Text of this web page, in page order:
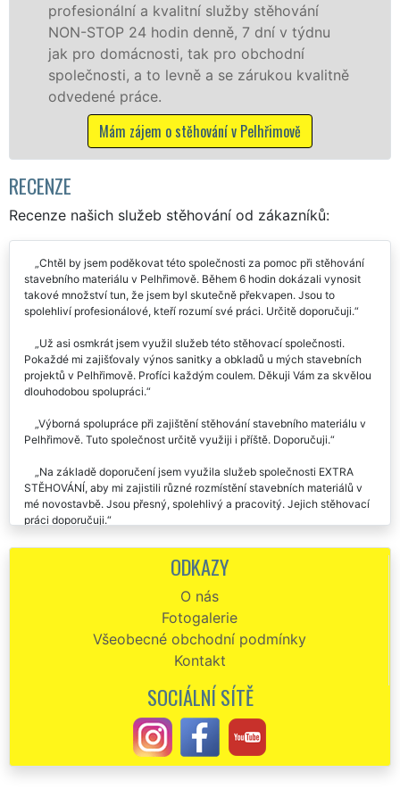
v týdnu
kvalitně
služby zajišťujeme domácnostem
celém okresu Pelhřimov se
franchisové sítě EXTRA
Nabízíme stěhovací služby NON-
Mám zájem o stěhovací služby v
RECENZE
Recenze našich služeb stěhování od zákazníků:
Chtěl by jsem poděkovat této společnosti za pomoc při stěhování
stavebního materiálu v Pelhřimově. Během 6 hodin dokázali vynosit
takové množství tun, že jsem byl skutečně překvapen. Jsou to
spolehliví profesionálové, kteří rozumí své práci. Určitě doporučuji.
Už asi osmkrát jsem využil služeb této stěhovací společnosti.
Pokaždé mi zajišťovaly výnos sanitky a obkladů u mých stavebních
projektů v Pelhřimově. Profíci každým coulem. Děkuji Vám za skvělou
dlouhodobou spolupráci.
Výborná spolupráce při zajištění stěhování stavebního materiálu v
Pelhřimově. Tuto společnost určitě využiji i příště. Doporučuji.
Na základě doporučení jsem využila služeb společnosti EXTRA
STĚHOVÁNÍ, aby mi zajistili různé rozmístění stavebních materiálů v
mé novostavbě. Jsou přesný, spolehlivý a pracovitý. Jejich stěhovací
práci doporučuji.
Pravidelně využíváme společnost EXTRA STĚHOVÁNÍ, aby nám
zajistila přepravu, nastěhování, a rozmístění různé sanity a oken na
spolehlivost. Určitě budeme využívat i nadále služeb této stěhovací
ODKAZY
O nás
Fotogalerie
Všeobecné obchodní podmínky
Kontakt
SOCIÁLNÍ SÍTĚ